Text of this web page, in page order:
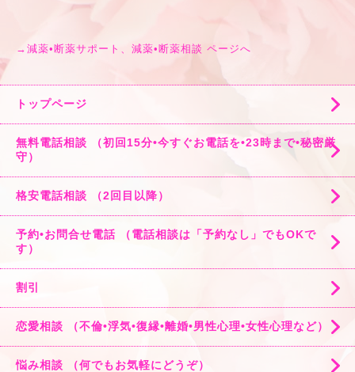
→ 減薬•断薬サポート、減薬•断薬相談 ページへ
トップページ
無料電話相談 （初回15分•今すぐお電話を•23時まで•秘密厳
守）
格安電話相談 （2回目以降）
予約•お問合せ電話 （電話相談は「予約なし」でもOKで
す）
割引
恋愛相談 （不倫•浮気•復縁•離婚•男性心理•女性心理など）
悩み相談 （何でもお気軽にどうぞ）